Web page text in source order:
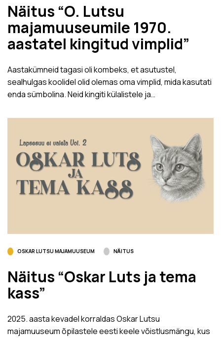
Näitus “O. Lutsu
majamuuseumile 1970.
aastatel kingitud vimplid”
Aastakümneid tagasi oli kombeks, et asutustel,
sealhulgas koolidel olid olemas oma vimplid, mida kasutati
enda sümbolina. Neid kingiti külalistele ja…
OSKAR LUTSU MAJAMUUSEUM NÄITUS
Näitus “Oskar Luts ja tema
kass”
2025. aasta kevadel korraldas Oskar Lutsu
majamuuseum õpilastele eesti keele võistlusmängu, kus